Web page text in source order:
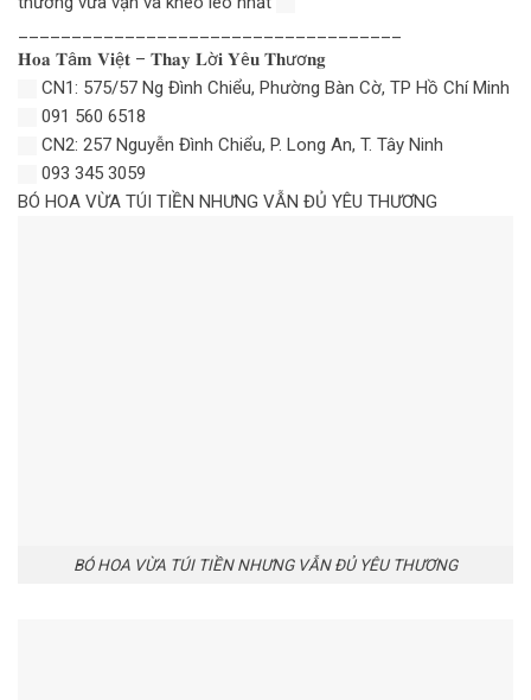
𝐇𝐨𝐚 𝐓â𝐦 𝐕𝐢ệ𝐭 – 𝐓𝐡𝐚𝐲 𝐋ờ𝐢 𝐘ê𝐮 𝐓𝐡ươ𝐧𝐠
CN1: 575/57 Ng Đình Chiểu, Phường Bàn Cờ, TP Hồ Chí Minh
091 560 6518
CN2: 257 Nguyễn Đình Chiểu, P. Long An, T. Tây Ninh
093 345 3059
BÓ HOA VỪA TÚI TIỀN NHƯNG VẪN ĐỦ YÊU THƯƠNG
BÓ HOA VỪA TÚI TIỀN NHƯNG VẪN ĐỦ YÊU THƯƠNG